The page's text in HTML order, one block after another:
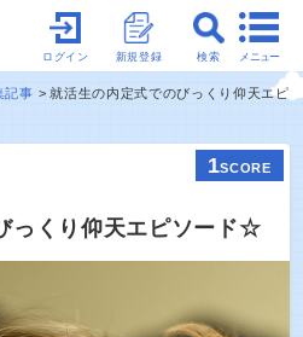
メニュー
検索
新規登録
ログイン
記事
就活生の内定式でのびっくり仰天エピ
1SCORE
っくり仰天エピソード☆